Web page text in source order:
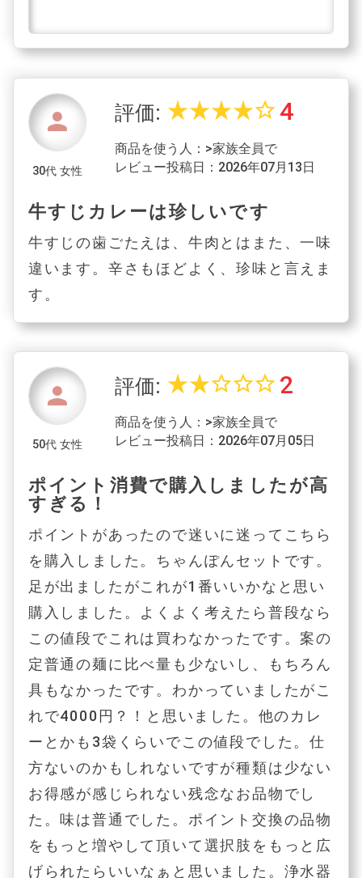
person
30代 女性
評価: star_ratestar_ratestar_ratestar_ratestar_border 4
商品を使う人：>家族全員で
レビュー投稿日：2026年07月13日
牛すじカレーは珍しいです
牛すじの歯ごたえは、牛肉とはまた、一味
違います。辛さもほどよく、珍味と言えま
す。
person
50代 女性
評価: star_ratestar_ratestar_borderstar_borderstar_border 2
商品を使う人：>家族全員で
レビュー投稿日：2026年07月05日
ポイント消費で購入しましたが高
すぎる！
ポイントがあったので迷いに迷ってこちら
を購入しました。ちゃんぽんセットです。
足が出ましたがこれが1番いいかなと思い
購入しました。よくよく考えたら普段なら
この値段でこれは買わなかったです。案の
定普通の麺に比べ量も少ないし、もちろん
具もなかったです。わかっていましたがこ
れで4000円？！と思いました。他のカレ
ーとかも3袋くらいでこの値段でした。仕
方ないのかもしれないですが種類は少ない
お得感が感じられない残念なお品物でし
た。味は普通でした。ポイント交換の品物
をもっと増やして頂いて選択肢をもっと広
げられたらいいなぁと思いました。浄水器